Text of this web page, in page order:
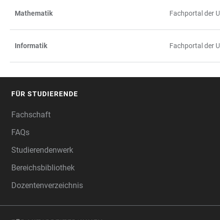
Mathematik Fachportal der
Informatik Fachportal der
FÜR STUDIERENDE
Fachschaft
FAQs
Studierendenwerk
Bereichsbibliothek
Dozentenverzeichnis